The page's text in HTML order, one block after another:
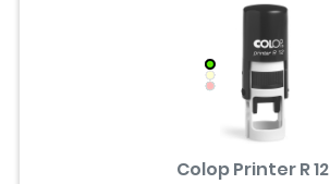
Colop Printer R 12